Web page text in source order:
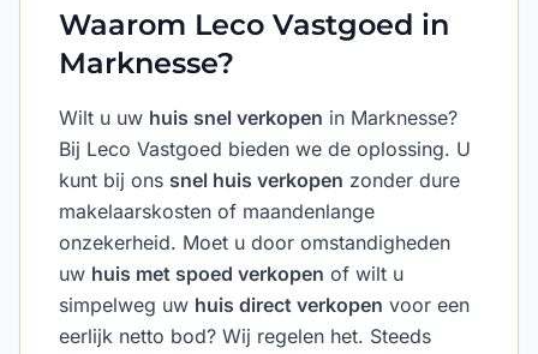
Waarom Leco Vastgoed in
Marknesse?
Wilt u uw huis snel verkopen in Marknesse?
Bij Leco Vastgoed bieden we de oplossing. U
kunt bij ons snel huis verkopen zonder dure
makelaarskosten of maandenlange
onzekerheid. Moet u door omstandigheden
uw huis met spoed verkopen of wilt u
simpelweg uw huis direct verkopen voor een
eerlijk netto bod? Wij regelen het. Steeds